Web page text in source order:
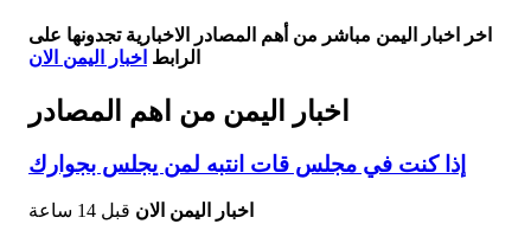
اخر اخبار اليمن مباشر من أهم المصادر الاخبارية تجدونها على
الرابط اخبار اليمن الان
اخبار اليمن من اهم المصادر
إذا كنت في مجلس قات انتبه لمن يجلس بجوارك
اخبار اليمن الان قبل 14 ساعة